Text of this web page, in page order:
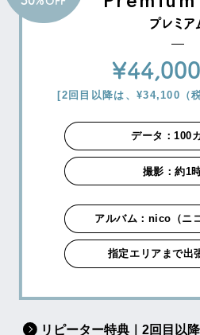
プレミア
¥44,000
[2回目以降は、¥34,100（
データ：100
撮影：約1
アルバム：nico（ニ
指定エリアまで出
リピーター特典｜2回目以